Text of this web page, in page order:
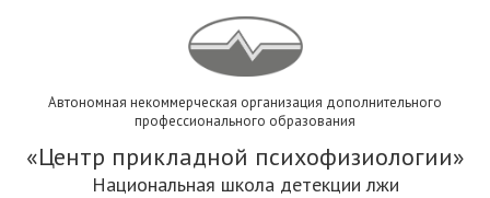
Автономная некоммерческая организация дополнительного
профессионального образования
Центр прикладной психофизиологии
Национальная школа детекции лжи